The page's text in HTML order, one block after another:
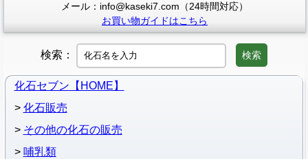
メール：info@kaseki7.com（24時間対応）
お買い物ガイドはこちら
検索： 検索
化石セブン【HOME】
化石販売
その他の化石の販売
哺乳類